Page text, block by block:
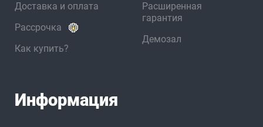
Доставка и оплата
Рассрочка
Как купить?
Расширенная
гарантия
Демозал
Информация